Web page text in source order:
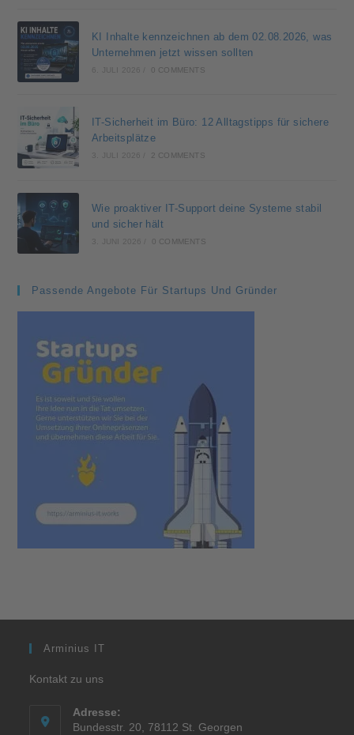
KI Inhalte kennzeichnen ab dem 02.08.2026, was
Unternehmen jetzt wissen sollten
6. JULI 2026 0 COMMENTS
IT-Sicherheit im Büro: 12 Alltagstipps für sichere
Arbeitsplätze
3. JULI 2026 2 COMMENTS
Wie proaktiver IT-Support deine Systeme stabil
und sicher hält
3. JUNI 2026 0 COMMENTS
Passende Angebote Für Startups Und Gründer
Arminius IT
Kontakt zu uns
Adresse:
Bundesstr. 20, 78112 St. Georgen